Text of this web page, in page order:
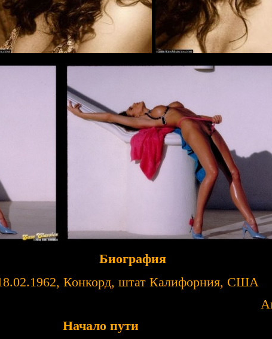
Конкорд, штат Калифорния, США
Начало пути